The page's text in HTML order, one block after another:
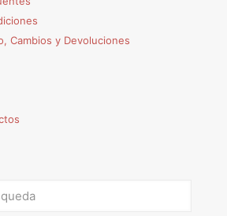
Cambios y Devoluciones